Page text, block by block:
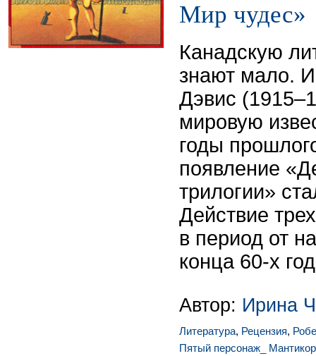
Мир чудес»
Канадскую
знают мало.
Дэвис
мировую
годы
появление
трилогии»
Действие
в период от
конца 60-х
Автор: Ирина
Литература, Рецензия,
Пятый персонаж_